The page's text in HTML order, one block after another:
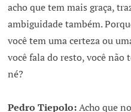
acho que tem mais graça,
ambiguidade também.
você tem uma certeza ou
você fala do resto, você não
né?
Pedro Tiepolo:Acho que